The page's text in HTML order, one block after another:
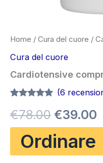
Home / Cura del cuore /
Cura del cuore
Cardiotensive
su 5 su
base di
recensioni
(6
€78.00 Il
prezzo
€39.00
Ordinare